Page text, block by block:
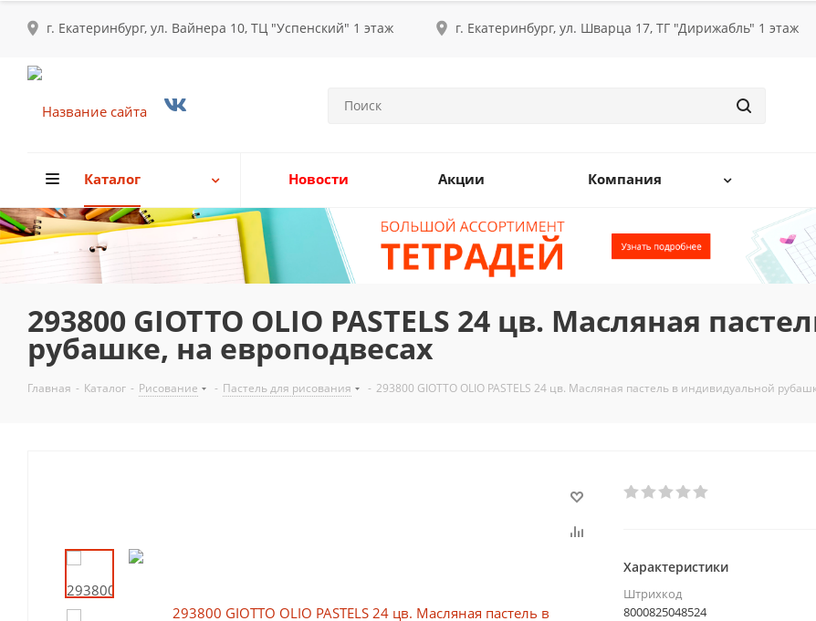
г. Екатеринбург, ул. Вайнера 10, ТЦ "Успенский" 1 этаж г. Екатеринбург, ул. Шварца 17, ТГ "Дирижабль" 1 этаж
Каталог Новости Акции Компания
293800 GIOTTO OLIO PASTELS 24 цв. Масляная
рубашке, на европодвесах
Главная - Каталог - Рисование - Пастель для рисования - 293800 GIOTTO OLIO PASTELS 24 цв. Масляная пастель в индивидуальной
Характеристики
Штрихкод
8000825048524